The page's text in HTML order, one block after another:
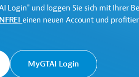
ist eine der weltweit größten
Login" und loggen Sie sich mit Ihrer
einen neuen Account und
MyGTAI Login